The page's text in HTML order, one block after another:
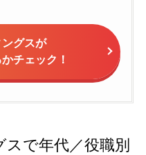
グスが
チェック！
で年代／役職別